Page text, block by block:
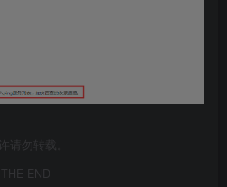
请勿转载。
THE END